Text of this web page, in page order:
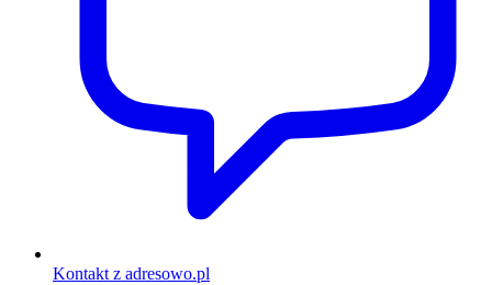
Kontakt z adresowo.pl